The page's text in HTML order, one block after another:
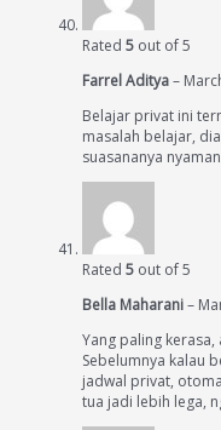
Rated 5 out of 5
Farrel Aditya–
Belajar privat ini
masalah belajar,
suasananya
Rated 5 out of 5
Bella Maharani–
Yang paling
Sebelumnya kalau
jadwal privat,
tua jadi lebih lega,